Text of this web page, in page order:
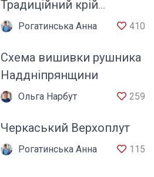
Традиційний крій
сорочки
Рогатинська Анна 410
Схема вишивки рушника
Наддніпрянщини
Ольга Нарбут 259
Черкаський Верхоплут
Рогатинська Анна 115